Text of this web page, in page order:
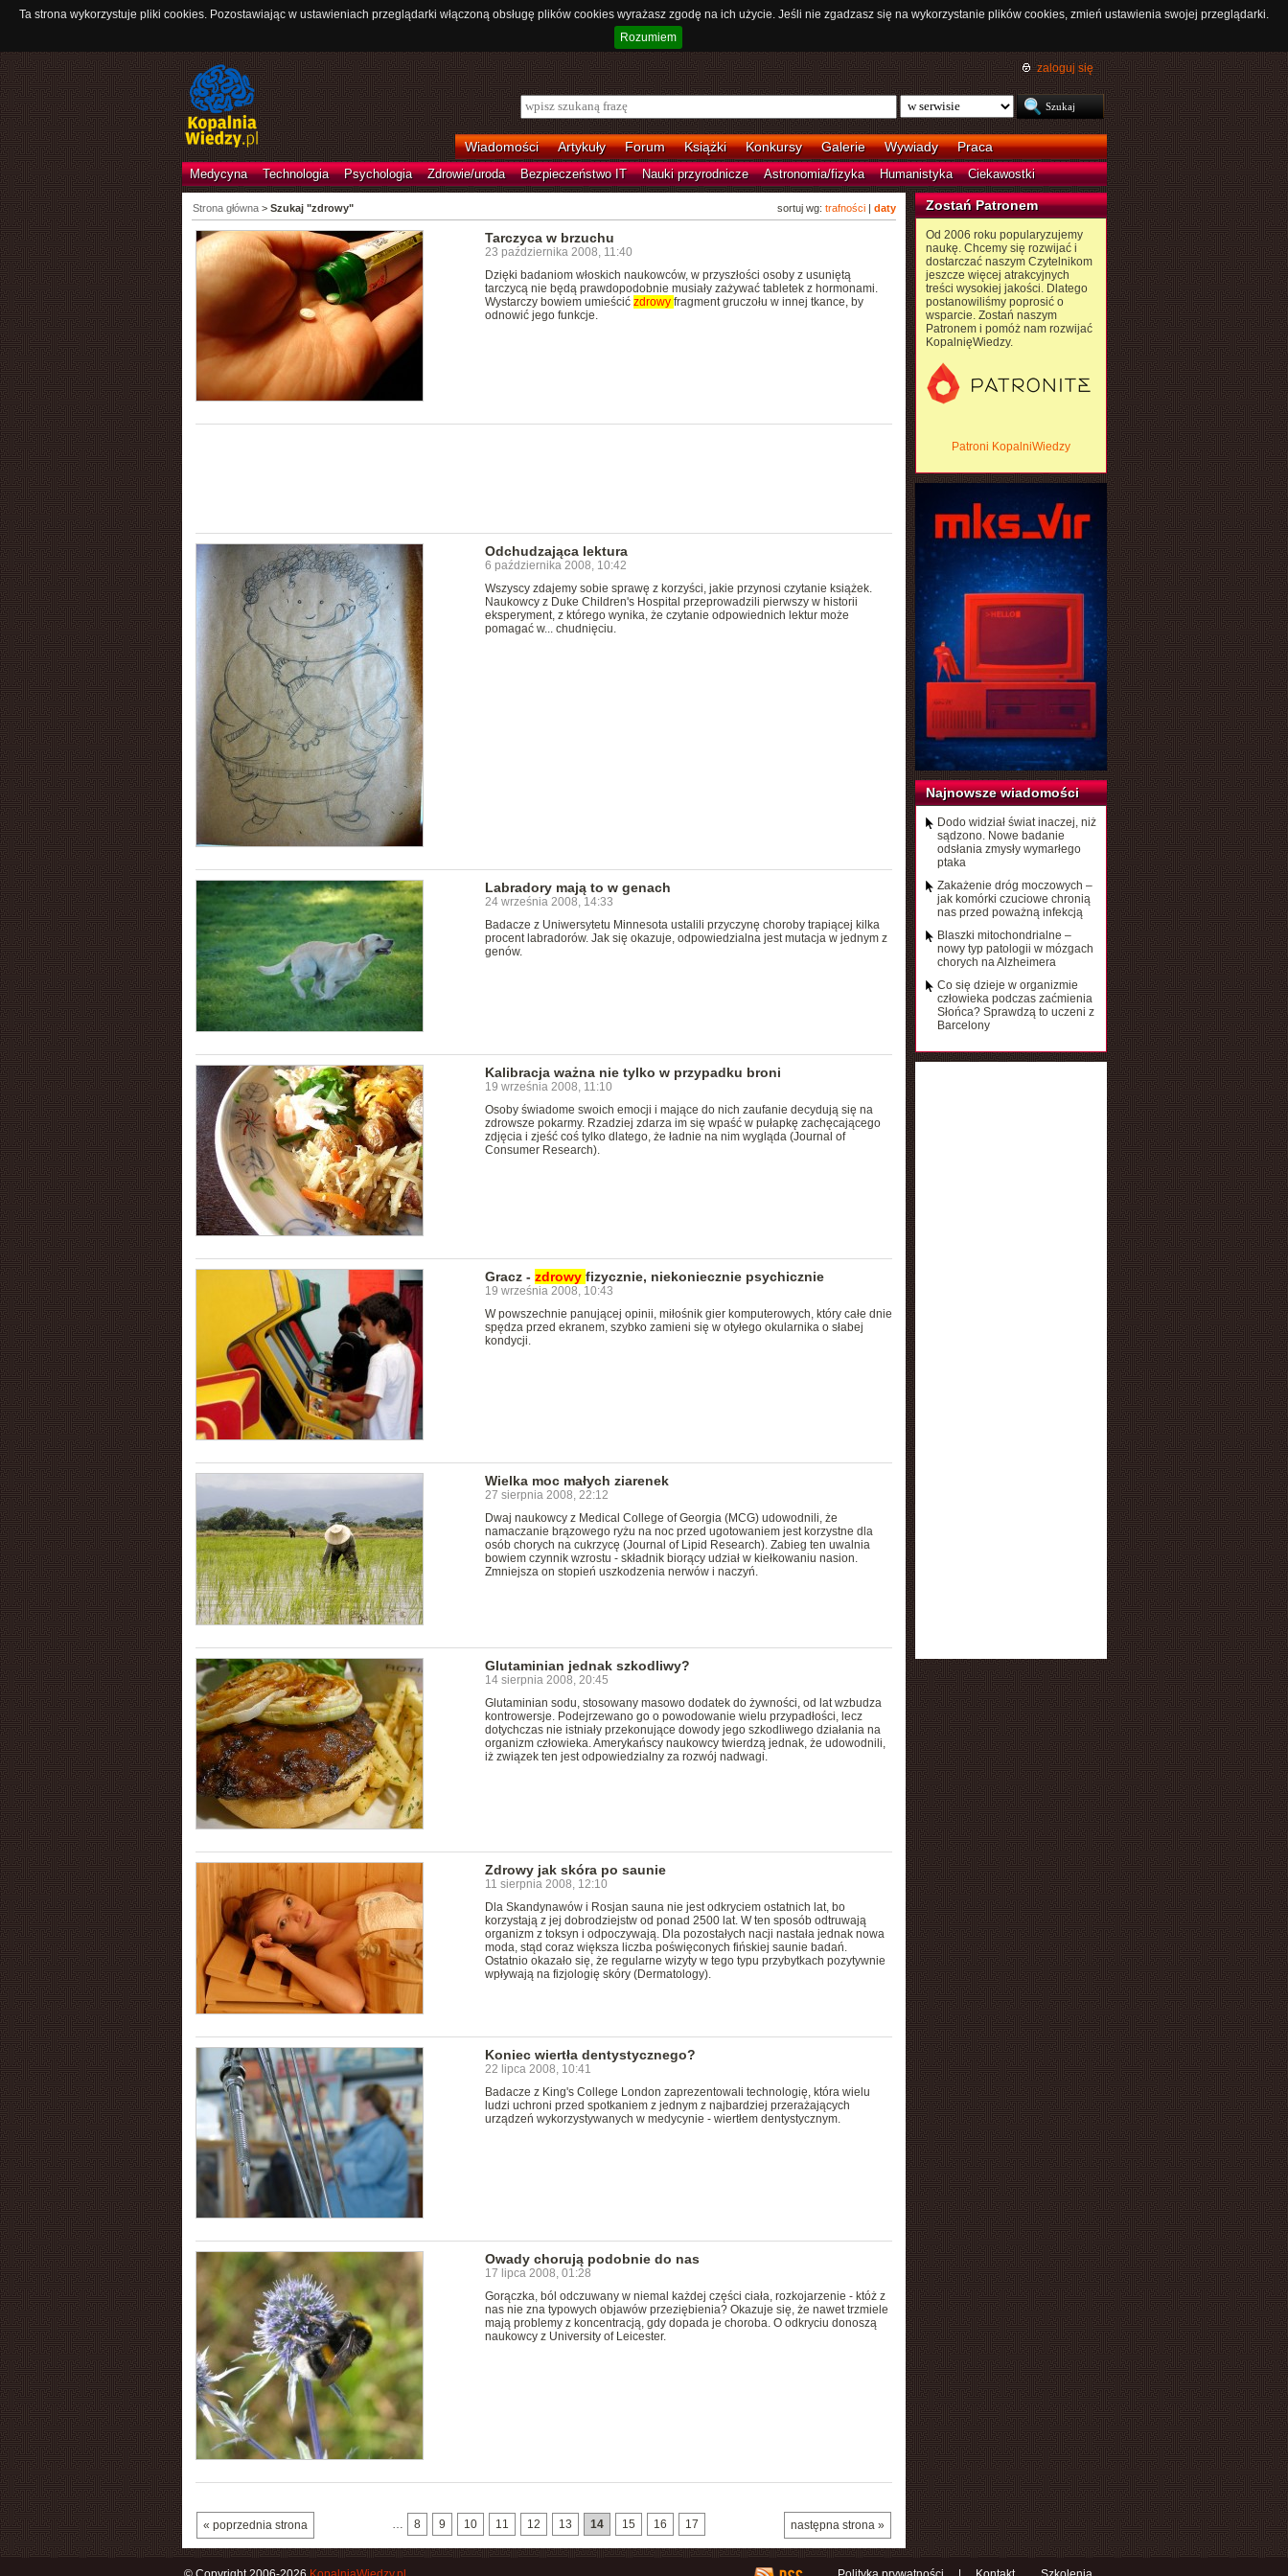
Ta strona wykorzystuje pliki cookies. Pozostawiając w ustawieniach przeglądarki włączoną obsługę plików cookies wyrażasz zgodę na ich użycie. Jeśli nie zgadzasz się na wykorzystanie plików cookies, zmień ustawienia swojej przeglądarki.
Rozumiem
zaloguj się
Wiadomości Artykuły Forum Książki Konkursy Galerie Wywiady Praca
Medycyna Technologia Psychologia Zdrowie/uroda Bezpieczeństwo IT Nauki przyrodnicze Astronomia/fizyka Humanistyka Ciekawostki
sortuj wg: trafności| daty
Strona główna> Szukaj "zdrowy"
Tarczyca w brzuchu
23 października 2008, 11:40
Dzięki badaniom włoskich naukowców, w przyszłości osoby z usuniętą
tarczycą nie będą prawdopodobnie musiały zażywać tabletek z hormonami.
Wystarczy bowiem umieścić zdrowy fragment gruczołu w innej tkance, by
odnowić jego funkcje.
Odchudzająca lektura
6 października 2008, 10:42
Wszyscy zdajemy sobie sprawę z korzyści, jakie przynosi czytanie książek.
Naukowcy z Duke Children's Hospital przeprowadzili pierwszy w historii
eksperyment, z którego wynika, że czytanie odpowiednich lektur może
pomagać w... chudnięciu.
Labradory mają to w genach
24 września 2008, 14:33
Badacze z Uniwersytetu Minnesota ustalili przyczynę choroby trapiącej kilka
procent labradorów. Jak się okazuje, odpowiedzialna jest mutacja w jednym z
genów.
Kalibracja ważna nie tylko w przypadku broni
19 września 2008, 11:10
Osoby świadome swoich emocji i mające do nich zaufanie decydują się na
zdrowsze pokarmy. Rzadziej zdarza im się wpaść w pułapkę zachęcającego
zdjęcia i zjeść coś tylko dlatego, że ładnie na nim wygląda (Journal of
Consumer Research).
Gracz - zdrowy fizycznie, niekoniecznie psychicznie
19 września 2008, 10:43
W powszechnie panującej opinii, miłośnik gier komputerowych, który całe dnie
spędza przed ekranem, szybko zamieni się w otyłego okularnika o słabej
kondycji.
Wielka moc małych ziarenek
27 sierpnia 2008, 22:12
Dwaj naukowcy z Medical College of Georgia (MCG) udowodnili, że
namaczanie brązowego ryżu na noc przed ugotowaniem jest korzystne dla
osób chorych na cukrzycę (Journal of Lipid Research). Zabieg ten uwalnia
bowiem czynnik wzrostu - składnik biorący udział w kiełkowaniu nasion.
Zmniejsza on stopień uszkodzenia nerwów i naczyń.
Glutaminian jednak szkodliwy?
14 sierpnia 2008, 20:45
Glutaminian sodu, stosowany masowo dodatek do żywności, od lat wzbudza
kontrowersje. Podejrzewano go o powodowanie wielu przypadłości, lecz
dotychczas nie istniały przekonujące dowody jego szkodliwego działania na
organizm człowieka. Amerykańscy naukowcy twierdzą jednak, że udowodnili,
iż związek ten jest odpowiedzialny za rozwój nadwagi.
Zdrowy jak skóra po saunie
11 sierpnia 2008, 12:10
Dla Skandynawów i Rosjan sauna nie jest odkryciem ostatnich lat, bo
korzystają z jej dobrodziejstw od ponad 2500 lat. W ten sposób odtruwają
organizm z toksyn i odpoczywają. Dla pozostałych nacji nastała jednak nowa
moda, stąd coraz większa liczba poświęconych fińskiej saunie badań.
Ostatnio okazało się, że regularne wizyty w tego typu przybytkach pozytywnie
wpływają na fizjologię skóry (Dermatology).
Koniec wiertła dentystycznego?
22 lipca 2008, 10:41
Badacze z King's College London zaprezentowali technologię, która wielu
ludzi uchroni przed spotkaniem z jednym z najbardziej przerażających
urządzeń wykorzystywanych w medycynie - wiertłem dentystycznym.
Owady chorują podobnie do nas
17 lipca 2008, 01:28
Gorączka, ból odczuwany w niemal każdej części ciała, rozkojarzenie - któż z
nas nie zna typowych objawów przeziębienia? Okazuje się, że nawet trzmiele
mają problemy z koncentracją, gdy dopada je choroba. O odkryciu donoszą
naukowcy z University of Leicester.
« poprzednia strona następna strona »
… 8 9 10 11 12 13 14 15 16 17
Zostań Patronem
Od 2006 roku popularyzujemy
naukę. Chcemy się rozwijać i
dostarczać naszym Czytelnikom
jeszcze więcej atrakcyjnych
treści wysokiej jakości. Dlatego
postanowiliśmy poprosić o
wsparcie. Zostań naszym
Patronem i pomóż nam rozwijać
KopalnięWiedzy.
Patroni KopalniWiedzy
Najnowsze wiadomości
Dodo widział świat inaczej, niż
sądzono. Nowe badanie
odsłania zmysły wymarłego
ptaka
Zakażenie dróg moczowych –
jak komórki czuciowe chronią
nas przed poważną infekcją
Blaszki mitochondrialne –
nowy typ patologii w mózgach
chorych na Alzheimera
Co się dzieje w organizmie
człowieka podczas zaćmienia
Słońca? Sprawdzą to uczeni z
Barcelony